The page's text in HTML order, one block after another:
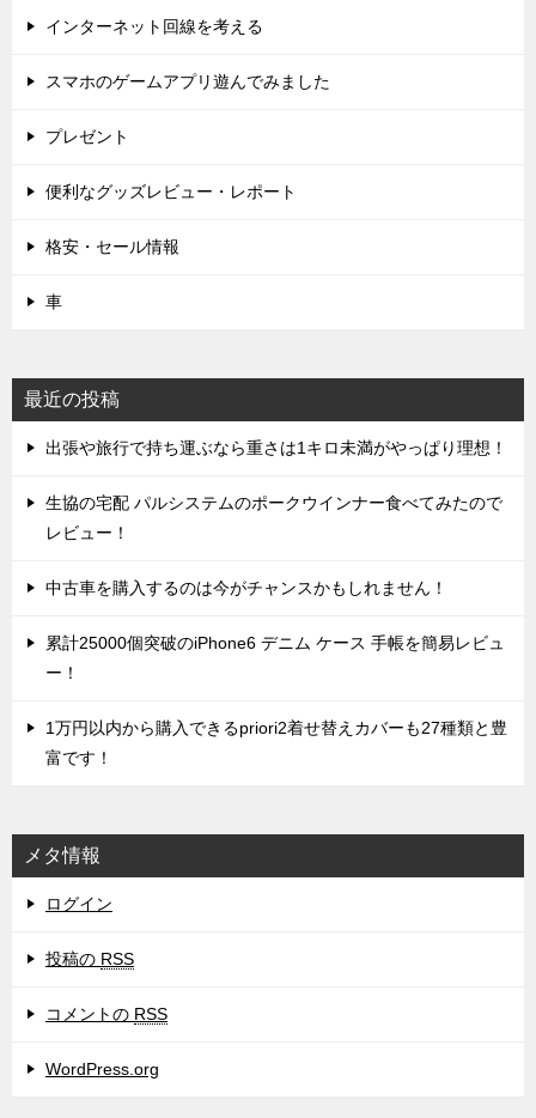
インターネット回線を考える
スマホのゲームアプリ遊んでみました
プレゼント
便利なグッズレビュー・レポート
格安・セール情報
車
最近の投稿
出張や旅行で持ち運ぶなら重さは1キロ未満がやっぱり理想！
生協の宅配 パルシステムのポークウインナー食べてみたので
レビュー！
中古車を購入するのは今がチャンスかもしれません！
累計25000個突破のiPhone6 デニム ケース 手帳を簡易レビュ
ー！
1万円以内から購入できるpriori2着せ替えカバーも27種類と豊
富です！
メタ情報
ログイン
投稿の RSS
コメントの RSS
WordPress.org